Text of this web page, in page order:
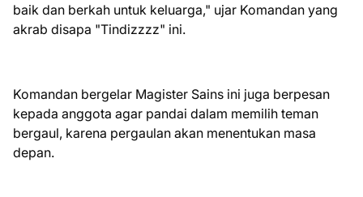
baik dan berkah untuk keluarga," ujar Komandan yang
akrab disapa "Tindizzzz" ini.
Komandan bergelar Magister Sains ini juga berpesan
kepada anggota agar pandai dalam memilih teman
bergaul, karena pergaulan akan menentukan masa
depan.